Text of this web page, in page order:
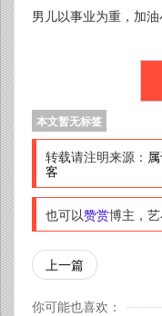
男儿以事业为重，加油
本文暂无标签
转载请注明来源：
客
也可以赞赏博主，
上一篇
你可能也喜欢：